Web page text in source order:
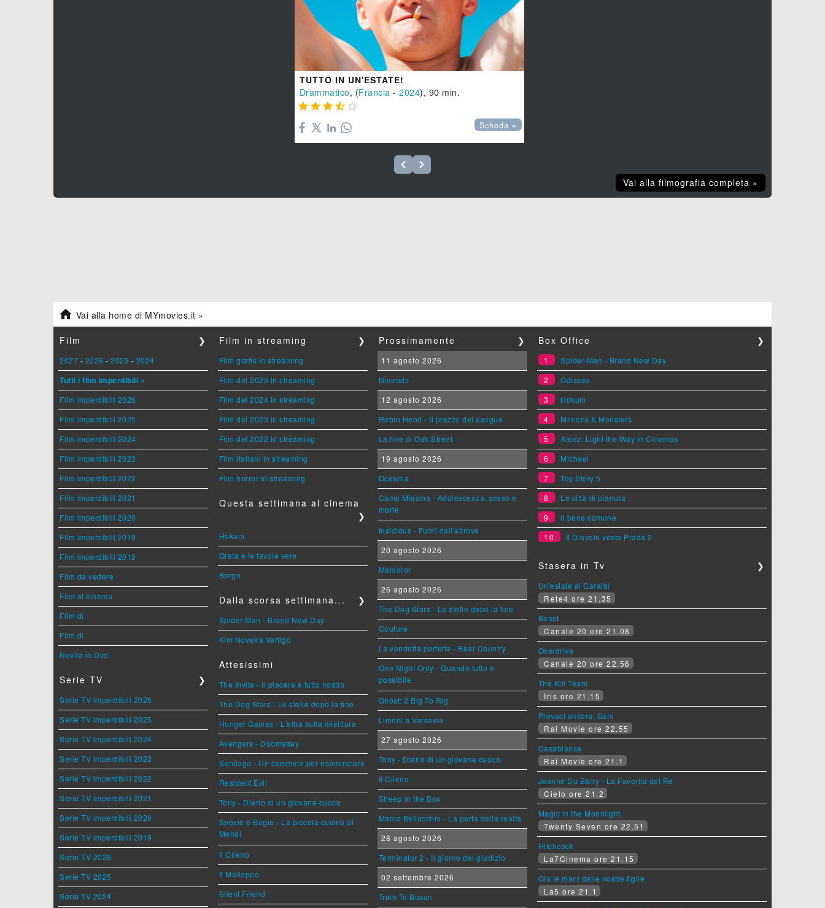
TUTTO IN UN'ESTATE!
Drammatico, (Francia -2024), 90 min.
    
Scheda »
Vai alla filmografia completa »
 Vai alla home di MYmovies.it »
Film ❯
2027 - 2026 - 2025 - 2024
Tutti i film imperdibili »
Film imperdibili 2026
Film imperdibili 2025
Film imperdibili 2024
Film imperdibili 2023
Film imperdibili 2022
Film imperdibili 2021
Film imperdibili 2020
Film imperdibili 2019
Film imperdibili 2018
Film da vedere
Film al cinema
Film di
Film di
Novità in Dvd
Serie TV ❯
Serie TV imperdibili 2026
Serie TV imperdibili 2025
Serie TV imperdibili 2024
Serie TV imperdibili 2023
Serie TV imperdibili 2022
Serie TV imperdibili 2021
Serie TV imperdibili 2020
Serie TV imperdibili 2019
Serie TV 2026
Serie TV 2025
Serie TV 2024
Film in streaming ❯
Film gratis in streaming
Film del 2025 in streaming
Film del 2024 in streaming
Film del 2023 in streaming
Film del 2022 in streaming
Film italiani in streaming
Film horror in streaming
Questa settimana al cinema
❯
Hokum
Greta e le favole vere
Borgo
Dalla scorsa settimana... ❯
Spider-Man - Brand New Day
Kim Novak's Vertigo
Attesissimi
The Invite - Il piacere è tutto nostro
The Dog Stars - Le stelle dopo la fine
Hunger Games - L'alba sulla mietitura
Avengers - Doomsday
Santiago - Un cammino per ricominciare
Resident Evil
Tony - Diario di un giovane cuoco
Spezie e Bugie - La piccola cucina di
Mehdi
Il Cileno
Il Malloppo
Silent Friend
Prossimamente ❯
11 agosto 2026
Nimrods
12 agosto 2026
Robin Hood - Il prezzo del sangue
La fine di Oak Street
19 agosto 2026
Oceania
Camp Miasma - Adolescenza, sesso e
morte
Insidious - Fuori dall'altrove
20 agosto 2026
Maldoror
26 agosto 2026
The Dog Stars - Le stelle dopo la fine
Couture
La vendetta perfetta - Bear Country
One Night Only - Quando tutto è
possibile
Ghost: 2 Big To Rig
Limoni a Varsavia
27 agosto 2026
Tony - Diario di un giovane cuoco
Il Cileno
Sheep in the Box
Marco Bellocchio - La porta della realtà
28 agosto 2026
Terminator 2 - Il giorno del giudizio
02 settembre 2026
Train To Busan
Box Office ❯
1
Spider-Man - Brand New Day
2
Odissea
3
Hokum
4
Minions & Monsters
5
Ateez: Light the Way in Cinemas
6
Michael
7
Toy Story 5
8
Le città di pianura
9
Il bene comune
10
Il Diavolo veste Prada 2
Stasera in Tv ❯
Un'estate ai Caraibi
Rete4 ore 21.35
Beast
Canale 20 ore 21.08
Overdrive
Canale 20 ore 22.56
The Kill Team
Iris ore 21.15
Provaci ancora, Sam
Rai Movie ore 22.55
Casablanca
Rai Movie ore 21.1
Jeanne Du Barry - La Favorita del Re
Cielo ore 21.2
Magic in the Moonlight
Twenty Seven ore 22.51
Hitchcock
La7Cinema ore 21.15
Giù le mani dalle nostre figlie
La5 ore 21.1